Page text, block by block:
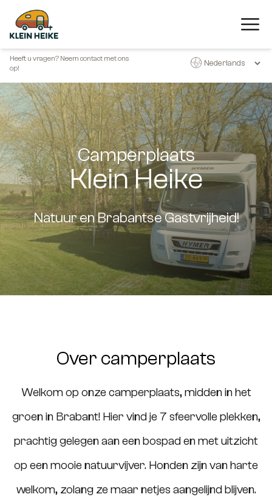
Heeft u vragen? Neem contact met ons
op!
Camperplaats
Klein Heike
Natuur en Brabantse Gastvrijheid!
Over camperplaats
Welkom op onze camperplaats, midden in het
groen in Brabant! Hier vind je 7 sfeervolle plekken,
prachtig gelegen aan een bospad en met uitzicht
op een mooie natuurvijver. Honden zijn van harte
welkom, zolang ze maar netjes aangelijnd blijven.